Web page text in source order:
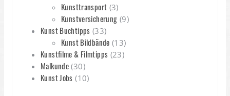
Kunsttransport (3)
Kunstversicherung (9)
Kunst Buchtipps (33)
Kunst Bildbände (13)
Kunstfilme & Filmtipps (23)
Malkunde (30)
Kunst Jobs (10)